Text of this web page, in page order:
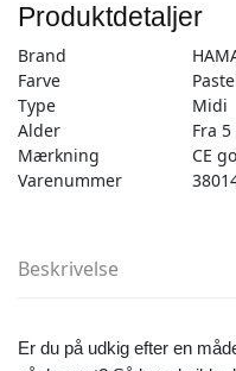
(201-
43)
antal
Produktdetaljer
Brand
Farve
Type
Midi
Alder
Fra
Mærkning
CE
Varenummer
Beskrivelse
Er du på udkig efter en